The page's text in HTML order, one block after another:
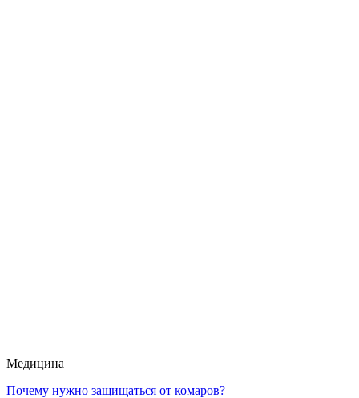
Медицина
Почему нужно защищаться от комаров?